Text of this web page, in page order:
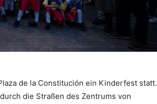
de la Constitución ein Kinderfest statt.
die Straßen des Zentrums von